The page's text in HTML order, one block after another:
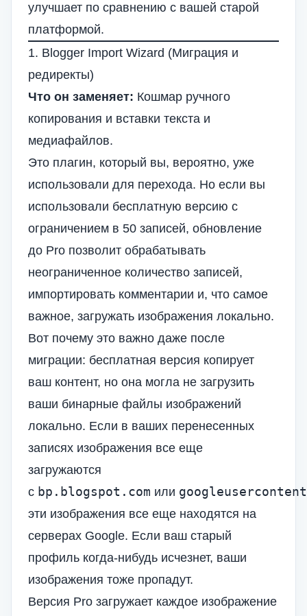
улучшает по сравнению с вашей старой
платформой.
1. Blogger Import Wizard (Миграция и
редиректы)
Что он заменяет: Кошмар ручного
копирования и вставки текста и
медиафайлов.
Это плагин, который вы, вероятно, уже
использовали для перехода. Но если вы
использовали бесплатную версию с
ограничением в 50 записей, обновление
до Pro позволит обрабатывать
неограниченное количество записей,
импортировать комментарии и, что самое
важное, загружать изображения локально.
Вот почему это важно даже после
миграции: бесплатная версия копирует
ваш контент, но она могла не загрузить
ваши бинарные файлы изображений
локально. Если в ваших перенесенных
записях изображения все еще
загружаются
с bp.blogspot.com или
эти изображения все еще находятся на
серверах Google. Если ваш старый
профиль когда-нибудь исчезнет, ваши
изображения тоже пропадут.
Версия Pro загружает каждое изображение